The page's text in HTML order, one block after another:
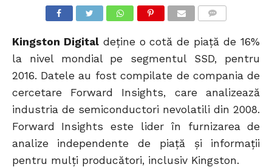
Kingston Digitaldeține o cotă de piață de 16%
la nivel mondial pe segmentul SSD, pentru
2016. Datele au fost compilate de compania de
cercetare Forward Insights, care analizează
industria de semiconductori nevolatili din 2008.
Forward Insights este lider în furnizarea de
analize independente de piață și informații
pentru mulți producători, inclusiv Kingston.